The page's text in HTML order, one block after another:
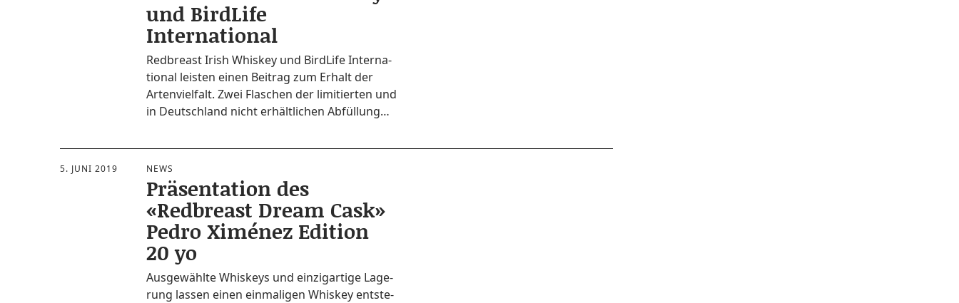
und BirdLife
International
Red­bre­ast Irish Whis­key und Bird­Life Inter­na­
tio­nal leis­ten einen Bei­trag zum Erhalt der
Arten­viel­falt. Zwei Fla­schen der limi­tier­ten und
in Deutsch­land nicht erhält­li­chen Abfüllung…
5. JUNI 2019 NEWS
Präsentation des
«Redbreast Dream Cask»
Pedro Ximénez Edition
20 yo
Aus­ge­wähl­te Whis­keys und ein­zig­ar­ti­ge Lage­
rung las­sen einen ein­ma­li­gen Whis­key ent­ste­